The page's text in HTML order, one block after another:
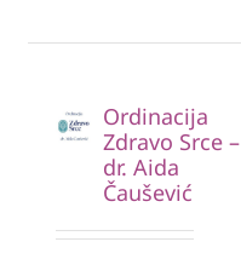
Ordinacija
Zdravo Srce –
dr. Aida
Čaušević